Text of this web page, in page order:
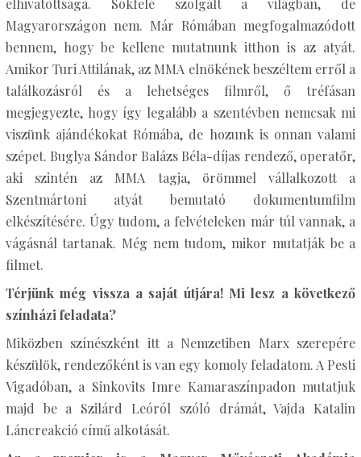
elhivatottsága. Sokfelé szolgált a világban, de
Magyarországon nem. Már Rómában megfogalmazódott
bennem, hogy be kellene mutatnunk itthon is az atyát.
Amikor Turi Attilának, az MMA elnökének beszéltem erről a
találkozásról és a lehetséges filmről, ő tréfásan
megjegyezte, hogy így legalább a szentévben nemcsak mi
viszünk ajándékokat Rómába, de hozunk is onnan valami
szépet. Buglya Sándor Balázs Béla-díjas rendező, operatőr,
aki szintén az MMA tagja, örömmel vállalkozott a
Szentmártoni atyát bemutató dokumentumfilm
elkészítésére. Úgy tudom, a felvételeken már túl vannak, a
vágásnál tartanak. Még nem tudom, mikor mutatják be a
filmet.
Térjünk még vissza a saját útjára! Mi lesz a következő
színházi feladata?
Miközben színészként itt a Nemzetiben Marx szerepére
készülök, rendezőként is van egy komoly feladatom. A Pesti
Vigadóban, a Sinkovits Imre Kamaraszínpadon mutatjuk
majd be a Szilárd Leóról szóló drámát, Vajda Katalin
Láncreakció című alkotását.